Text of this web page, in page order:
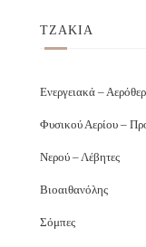
ΤΖΑΚΙΑ
Ενεργειακά –
Φυσικού Αερίου –
Νερού – Λέβητες
Βιοαιθανόλης
Σόμπες